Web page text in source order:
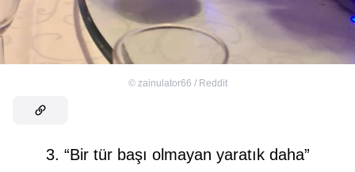
© zainulator66 / Reddit
3. “Bir tür başı olmayan yaratık daha”